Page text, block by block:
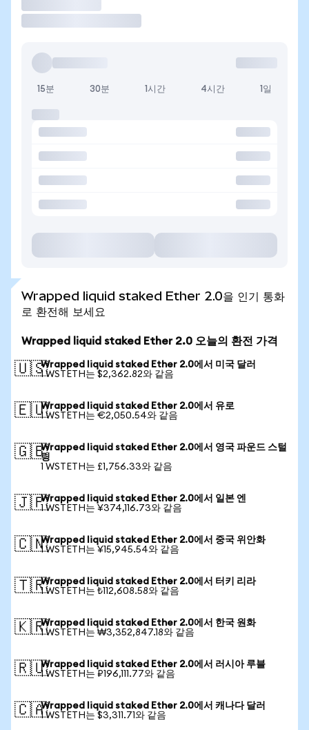
15분 30분 1시간 4시간 1일
Wrapped liquid staked Ether 2.0을 인기 통화
로 환전해 보세요
Wrapped liquid staked Ether 2.0 오늘의 환전 가격
🇺🇸Wrapped liquid staked Ether 2.0에서 미국 달러
1 WSTETH는 $2,362.82와 같음
🇪🇺Wrapped liquid staked Ether 2.0에서 유로
1 WSTETH는 €2,050.54와 같음
🇬🇧Wrapped liquid staked Ether 2.0에서 영국 파운드 스털
링
1 WSTETH는 £1,756.33와 같음
🇯🇵Wrapped liquid staked Ether 2.0에서 일본 엔
1 WSTETH는 ¥374,116.73와 같음
🇨🇳Wrapped liquid staked Ether 2.0에서 중국 위안화
1 WSTETH는 ¥15,945.54와 같음
🇹🇷Wrapped liquid staked Ether 2.0에서 터키 리라
1 WSTETH는 ₺112,608.58와 같음
🇰🇷Wrapped liquid staked Ether 2.0에서 한국 원화
1 WSTETH는 ₩3,352,847.18와 같음
🇷🇺Wrapped liquid staked Ether 2.0에서 러시아 루블
1 WSTETH는 ₽196,111.77와 같음
🇨🇦Wrapped liquid staked Ether 2.0에서 캐나다 달러
1 WSTETH는 $3,311.71와 같음